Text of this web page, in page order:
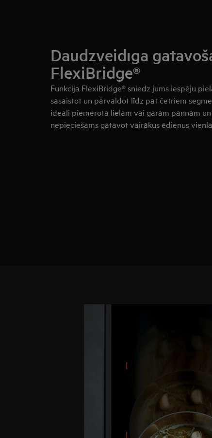
Daudzveidīga
FlexiBridge®
Funkcija FlexiBridge® sniedz jums iespēju
sasaistot un pārvaldot līdz pat četriem
ideāli piemērota lielām vai garām pannām
nepieciešams gatavot vairākus ēdienus